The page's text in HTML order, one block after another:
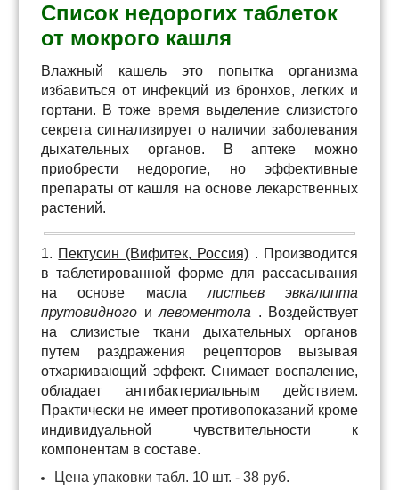
Список недорогих таблеток
от мокрого кашля
Влажный кашель это попытка организма
избавиться от инфекций из бронхов, легких и
гортани. В тоже время выделение слизистого
секрета сигнализирует о наличии заболевания
дыхательных органов. В аптеке можно
приобрести недорогие, но эффективные
препараты от кашля на основе лекарственных
растений.
1. Пектусин (Вифитек, Россия) . Производится
в таблетированной форме для рассасывания
на основе масла листьев эвкалипта
прутовидного и левоментола . Воздействует
на слизистые ткани дыхательных органов
путем раздражения рецепторов вызывая
отхаркивающий эффект. Снимает воспаление,
обладает антибактериальным действием.
Практически не имеет противопоказаний кроме
индивидуальной чувствительности к
компонентам в составе.
Цена упаковки табл. 10 шт. - 38 руб.